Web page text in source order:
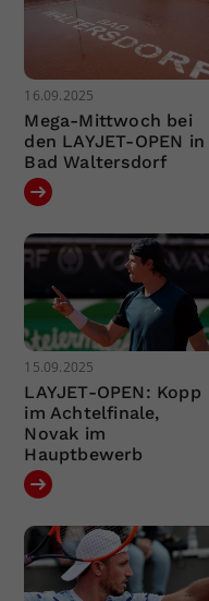
16.09.2025
Mega-Mittwoch bei
den LAYJET-OPEN in
Bad Waltersdorf
15.09.2025
LAYJET-OPEN: Kopp
im Achtelfinale,
Novak im
Hauptbewerb